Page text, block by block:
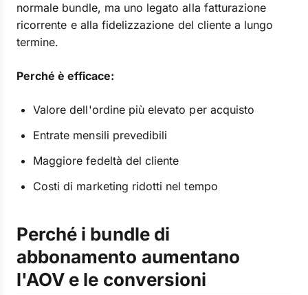
normale bundle, ma uno legato alla fatturazione
ricorrente e alla fidelizzazione del cliente a lungo
termine.
Perché è efficace:
Valore dell'ordine più elevato per acquisto
Entrate mensili prevedibili
Maggiore fedeltà del cliente
Costi di marketing ridotti nel tempo
Perché i bundle di
abbonamento aumentano
l'AOV e le conversioni